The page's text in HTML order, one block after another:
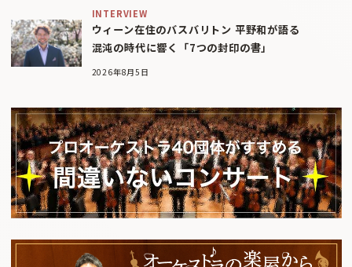
INTERVIEW
ウィーン在住のバスバリトン 平野和が語る
混沌の時代に響く「7つの封印の書」
2026年8月5日